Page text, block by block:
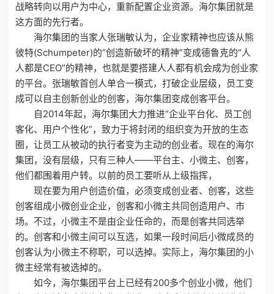
战略转向以用户为中心，重新配置企业资源。海尔集团就是
这方面的先行者。
海尔集团的当家人张瑞敏认为，企业家精神也应该从熊
彼特(Schumpeter)的“创造新破坏的精神”变成德鲁克的“人
人都是CEO”的精神，也就是要搭建人人都有机会成为创业家
的平台。张瑞敏首创人单合一模式，打破企业层级，员工变
成可以自主创新创业的创客，海尔集团变成创客平台。
自2014年起，海尔集团大力推进“企业平台化、员工创
客化、用户个性化”，致力于将封闭的组织变为开放的生态
圈，让员工从被动的执行者变为主动的创业者。现在的海尔
集团，没有层级，只有三种人——平台主、小微主、创客，
他们都围着用户转。以前的员工要听从上级指挥，
现在要为用户创造价值，必须变成创业者、创客，这些
创客组成小微创业企业，创客和小微主共同创造用户、市
场。不过，小微主不是由企业任命的，而是创客共同选举
的。创客和小微主间可以互选，如果一段时间后小微成员的
创客认为小微主不称职，可以选掉。实际上，海尔集团的小
微主经常有被选掉的。
如今，海尔集团平台上已经有200多个创业小微，他们